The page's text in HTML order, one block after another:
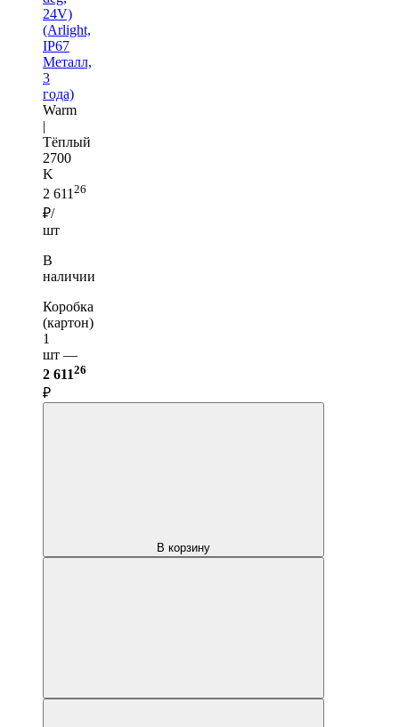
24V)
(Arlight,
IP67
Металл,
3
года)
Warm
|
Тёплый
2700
K
2 61126
₽/
шт
В
наличии
Коробка
(картон)
1
шт —
2 61126
₽
В корзину